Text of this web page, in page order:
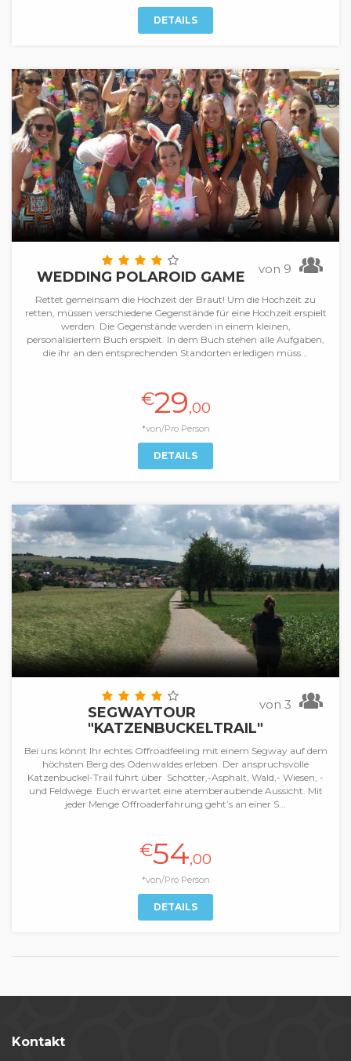
DETAILS
von 9
WEDDING POLAROID GAME
Rettet gemeinsam die Hochzeit der Braut! Um die Hochzeit zu
retten, müssen verschiedene Gegenstände für eine Hochzeit erspielt
werden. Die Gegenstände werden in einem kleinen,
personalisiertem Buch erspielt. In dem Buch stehen alle Aufgaben,
die ihr an den entsprechenden Standorten erledigen müss...
€29,00
*von/Pro Person
DETAILS
von 3
SEGWAYTOUR
"KATZENBUCKELTRAIL"
Bei uns könnt Ihr echtes Offroadfeeling mit einem Segway auf dem
höchsten Berg des Odenwaldes erleben. Der anspruchsvolle
Katzenbuckel-Trail führt über Schotter,-Asphalt, Wald,- Wiesen, -
und Feldwege. Euch erwartet eine atemberaubende Aussicht. Mit
jeder Menge Offroaderfahrung geht’s an einer S...
€54,00
*von/Pro Person
DETAILS
Kontakt